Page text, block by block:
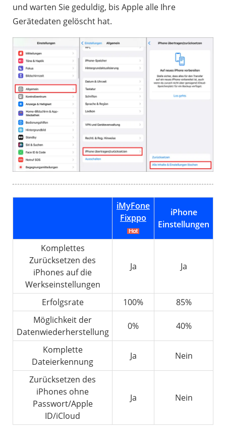
und warten Sie geduldig, bis Apple alle Ihre
Gerätedaten gelöscht hat.
iMyFone
Fixppo
iPhone
Einstellungen
Komplettes
Zurücksetzen des
iPhones auf die
Werkseinstellungen
Ja Ja
Erfolgsrate 100%
85%
Möglichkeit der
Datenwiederherstellung
0% 40%
Komplette
Dateierkennung
Ja Nein
Zurücksetzen des
iPhones ohne
Passwort/Apple
ID/iCloud
Ja Nein